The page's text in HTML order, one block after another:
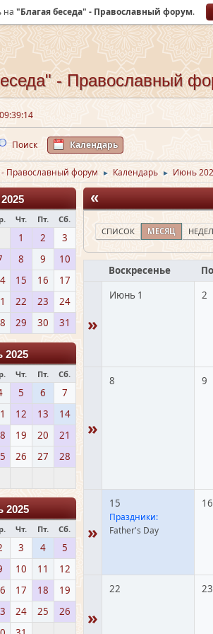
на "Благая беседа" - Православный форум.
- Православный
Поиск Календарь
- Православный форум ► Календарь ► Июнь
Чт. Пт. Сб.
1 2
3
8 9
10
15 16
17
22 23
24
29 30 31
2025
Чт. Пт. Сб.
5 6
7
12 13
14
19 20
21
26 27
28
2025
Чт. Пт. Сб.
3 4
5
10 11
12
17 18
19
24 25
26
«
СПИСОК МЕСЯЦ
Воскресенье
»
Июнь 1 2
»
8 9
»
15
Праздники:
Father's Day
16
»
22 23